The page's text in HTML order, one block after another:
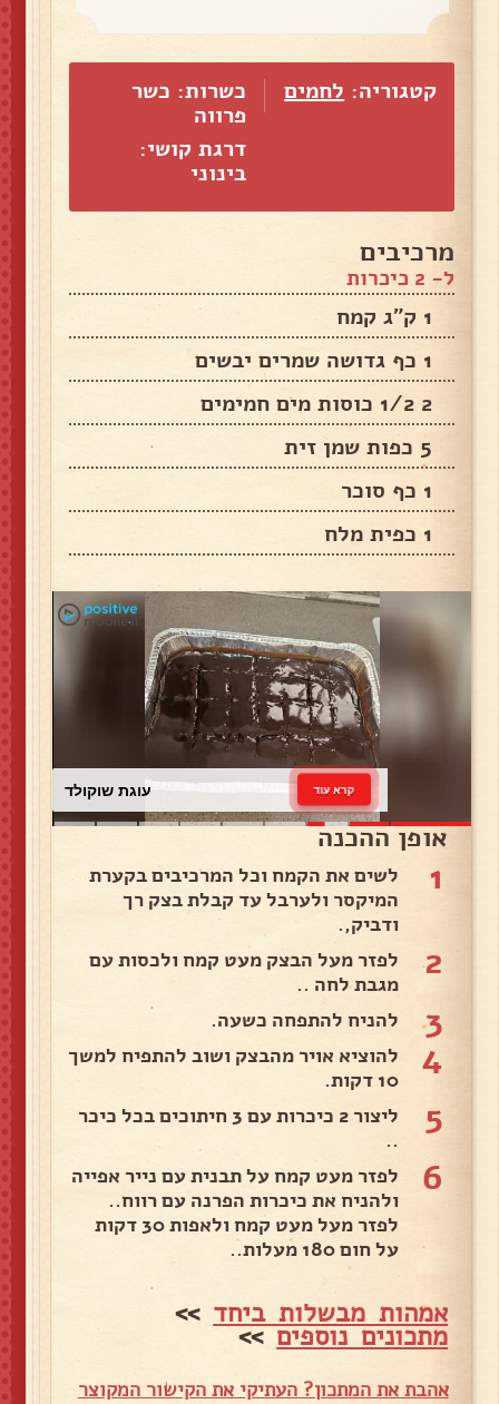
קטגוריה: לחמים
כשרות: כשר
פרווה
דרגת קושי:
בינוני
מרכיבים
ל- 2 כיכרות
1 ק"ג קמח
1 כף גדושה שמרים יבשים
2 1/2 כוסות מים חמימים
5 כפות שמן זית
1 כף סוכר
1 כפית מלח
עוגת שוקולד קרא עוד
אופן ההכנה
1
לשים את הקמח וכל המרכיבים בקערת
המיקסר ולערבל עד קבלת בצק רך
ודביק,.
2
לפזר מעל הבצק מעט קמח ולכסות עם
מגבת לחה ..
3 להניח להתפחה כשעה.
4
להוציא אויר מהבצק ושוב להתפיח למשך
10 דקות.
5
ליצור 2 כיכרות עם 3 חיתוכים בכל כיכר
..
6
לפזר מעט קמח על תבנית עם נייר אפייה
ולהניח את כיכרות הפרנה עם רווח..
לפזר מעל מעט קמח ולאפות 30 דקות
על חום 180 מעלות..
אמהות מבשלות ביחד >>
מתכונים נוספים>>
אהבת את המתכון? העתיקי את הקישור המקוצר